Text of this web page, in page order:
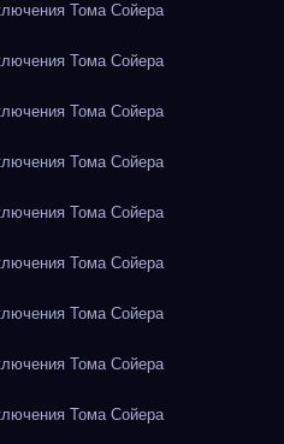
Тома Сойера
Тома Сойера
Тома Сойера
Тома Сойера
Тома Сойера
Тома Сойера
Тома Сойера
Тома Сойера
Тома Сойера